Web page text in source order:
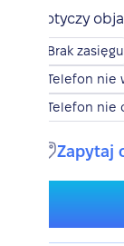
Dotyczy
Brak zasięgu
Telefon nie
Telefon nie
Zapytaj